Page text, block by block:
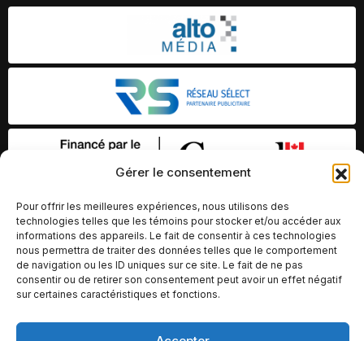
Gérer le consentement
Pour offrir les meilleures expériences, nous utilisons des
technologies telles que les témoins pour stocker et/ou accéder aux
informations des appareils. Le fait de consentir à ces technologies
nous permettra de traiter des données telles que le comportement
de navigation ou les ID uniques sur ce site. Le fait de ne pas
consentir ou de retirer son consentement peut avoir un effet négatif
sur certaines caractéristiques et fonctions.
© Copyright 2026 – Altomédia Inc |